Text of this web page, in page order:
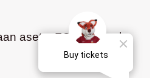
asettu FC Inter – tule